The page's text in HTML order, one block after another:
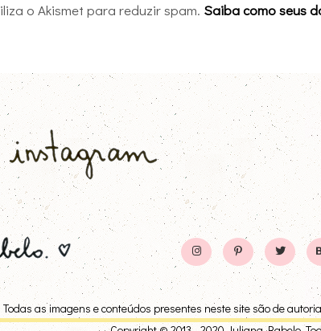
o Akismet para reduzir spam. Saiba como seus
Todas as imagens e conteúdos presentes neste site são de